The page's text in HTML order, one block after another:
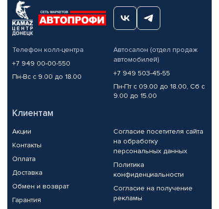
Телефон колл-центра
+7 949 00-00-550
Пн-Вс с 9.00 до 18.00
Автосалон (отдел продаж
автомобилей)
+7 949 503-45-55
Пн-Пт с 09.00 до 18.00, Сб с
9.00 до 15.00
Клиентам
Акции
Контакты
Оплата
Доставка
Обмен и возврат
Гарантия
Согласие посетителя сайта
на обработку
персональных данных
Политика
конфиденциальности
Согласие на получение
рекламы